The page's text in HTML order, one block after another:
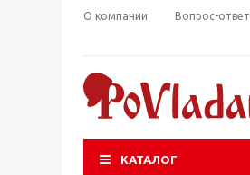
О компании Вопрос-ответ
КАТАЛОГ